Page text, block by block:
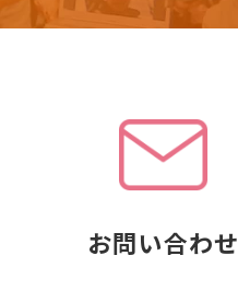
お問い合わせ